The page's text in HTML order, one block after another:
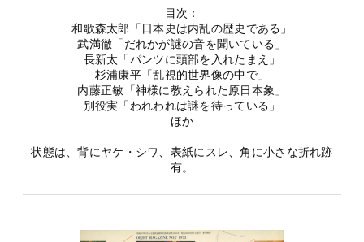
目次：
和歌森太郎「日本史は内乱の歴史である」
武満徹「だれかが謎の音を聞いている」
長新太「パンツに頭部を入れたまえ」
杉浦康平「乱視的世界像の中で」
内藤正敏「神様に教えられた原日本象」
別役実「われわれは謎を待っている」
ほか
状態は、背にヤケ・シワ、表紙にスレ、角に小さな折れ跡
有。